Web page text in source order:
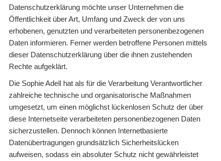
Datenschutzerklärung möchte unser Unternehmen die
Öffentlichkeit über Art, Umfang und Zweck der von uns
erhobenen, genutzten und verarbeiteten personenbezogenen
Daten informieren. Ferner werden betroffene Personen mittels
dieser Datenschutzerklärung über die ihnen zustehenden
Rechte aufgeklärt.
Die Sophie Adell hat als für die Verarbeitung Verantwortlicher
zahlreiche technische und organisatorische Maßnahmen
umgesetzt, um einen möglichst lückenlosen Schutz der über
diese Internetseite verarbeiteten personenbezogenen Daten
sicherzustellen. Dennoch können Internetbasierte
Datenübertragungen grundsätzlich Sicherheitslücken
aufweisen, sodass ein absoluter Schutz nicht gewährleistet